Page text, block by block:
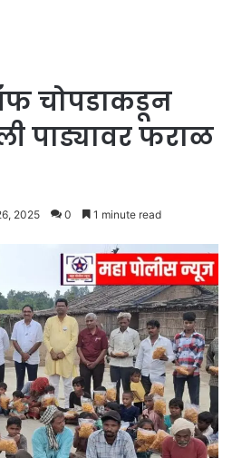
चोपडाकडून
पाड्यावर फराळ
2025 0 1 minute read